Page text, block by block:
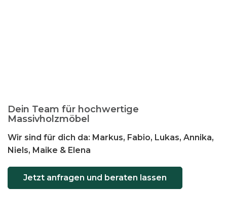
Dein Team für hochwertige
Massivholzmöbel
Wir sind für dich da: Markus, Fabio, Lukas, Annika,
Niels, Maike & Elena
Jetzt anfragen und beraten lassen